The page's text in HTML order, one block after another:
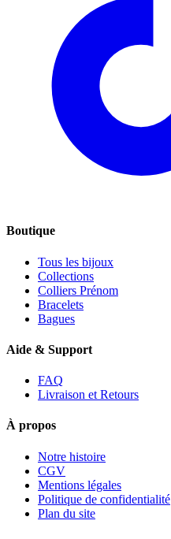
Boutique
Tous les bijoux
Collections
Colliers Prénom
Bracelets
Bagues
Aide & Support
FAQ
Livraison et Retours
À propos
Notre histoire
CGV
Mentions légales
Politique de confidentialité
Plan du site